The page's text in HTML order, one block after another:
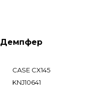
Демпфер
CASE CX145
KNJ10641